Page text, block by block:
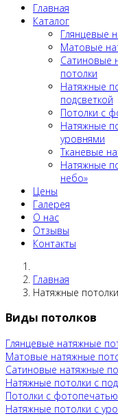
Главная
Каталог
Глянцевые
Матовые
Сатиновые
потолки
Натяжные
подсветкой
Потолки c
Натяжные
уровнями
Тканевые
Натяжные
небо»
Цены
Галерея
О нас
Отзывы
Контакты
Главная
Натяжные
Виды потолков
Глянцевые натяжные
Матовые натяжные
Сатиновые натяжные
Натяжные потолки с
Потолки c фотопечатью
Натяжные потолки c